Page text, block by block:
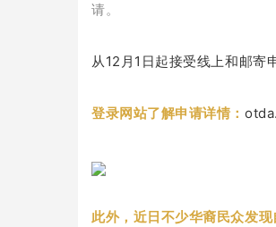
请。
从12月1日起接受线上和邮寄
登录网站了解申请详情：
此外，近日不少华裔民众发